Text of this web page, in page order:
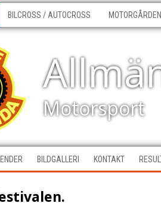
BILCROSS / AUTOCROSS MOTORGÅRDEN
Motorsport
BILDGALLERI KONTAKT